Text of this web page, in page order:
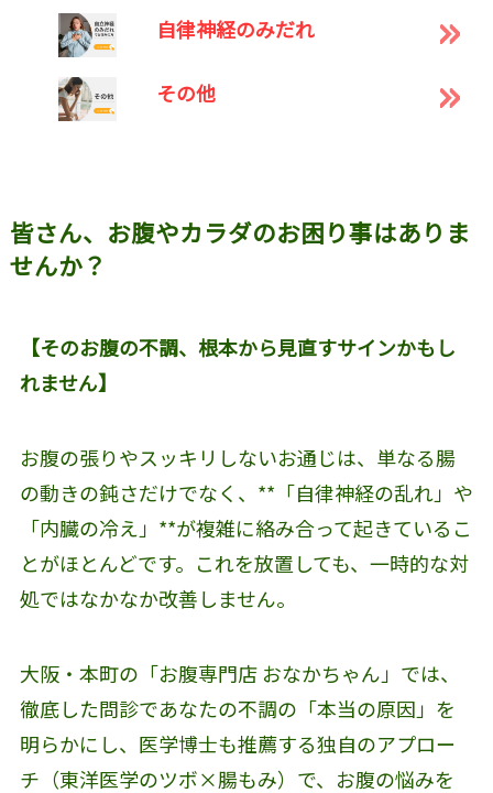
自律神経のみだれ
その他
皆さん、お腹やカラダのお困り事はありま
せんか？
【そのお腹の不調、根本から見直すサインかもし
れません】
お腹の張りやスッキリしないお通じは、単なる腸
の動きの鈍さだけでなく、**「自律神経の乱れ」や
「内臓の冷え」**が複雑に絡み合って起きているこ
とがほとんどです。これを放置しても、一時的な対
処ではなかなか改善しません。
大阪・本町の「お腹専門店 おなかちゃん」では、
徹底した問診であなたの不調の「本当の原因」を
明らかにし、医学博士も推薦する独自のアプロー
チ（東洋医学のツボ×腸もみ）で、お腹の悩みを